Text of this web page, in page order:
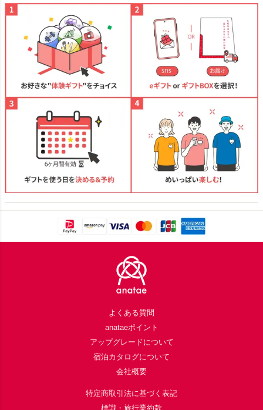
よくある質問
anataeポイント
アップグレードについて
宿泊カタログについて
会社概要
特定商取引法に基づく表記
標識・旅行業約款